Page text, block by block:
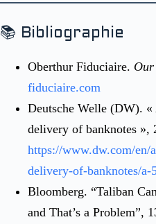
📚 Bibliographie
Oberthur Fiduciaire.
fiduciaire.com
Deutsche Welle (DW).
delivery of banknotes »,
https://www.dw.com/en/
delivery-of-banknotes/a-
Bloomberg. “Taliban
and That’s a Problem”,